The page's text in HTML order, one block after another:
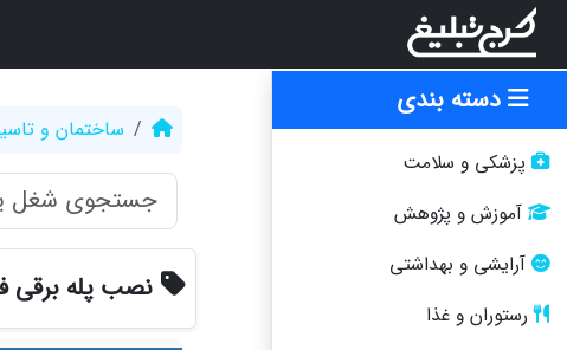
دسته بندی
پزشکی و سلامت
آموزش و پژوهش
آرایشی و بهداشتی
رستوران و غذا
ساختمان و
نصب پله برقی